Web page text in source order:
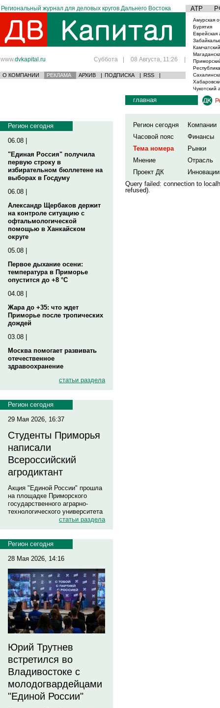
Региональный журнал для деловых кругов Дальнего Востока АТР
www.dvkapital.ru Суббота | 08 Августа, 11:26 |
О КОМПАНИИ РЕКЛАМА АРХИВ | ПОДПИСКА | RSS |
Амурская
Бурятия
Еврейская
Чукотский
Регион сегодня
06.08 |
"Единая Россия" получила
первую строку в
избирательном бюллетене на
выборах в Госдуму
06.08 |
Александр Щербаков держит
на контроле ситуацию с
офтальмологической
помощью в Ханкайском
округе
05.08 |
Первое дыхание осени:
температура в Приморье
опустится до +8 °C
04.08 |
Жара до +35: что ждет
Приморье после тропических
дождей
03.08 |
Москва помогает развивать
отечественное
здравоохранение
статьи раздела
Регион сегодня
29 Мая 2026, 16:37
Студенты Приморья
написали
Всероссийский
агродиктант
Акция "Единой России" прошла
на площадке Приморского
государственного аграрно-
технологического университета
статьи раздела
Регион сегодня
28 Мая 2026, 14:16
Юрий Трутнев
встретился во
Владивостоке с
молодогвардейцами
"Единой России"
главная
Регион сегодня
Компании
Часовой пояс
Финансы
Тема номера
Рынки
Мнение
Отрасль
Проект ДК
Инновации
Query failed: connection to
refused).